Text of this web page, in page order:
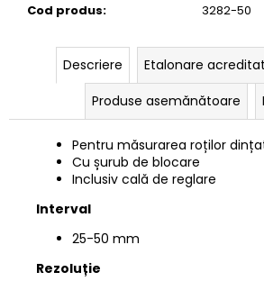
Cod produs: 3282-50
Descriere
Etalonare
Produse asemănătoare
Pentru măsurarea roților
Cu șurub de blocare
Inclusiv cală de reglare
Interval
25-50 mm
Rezoluție